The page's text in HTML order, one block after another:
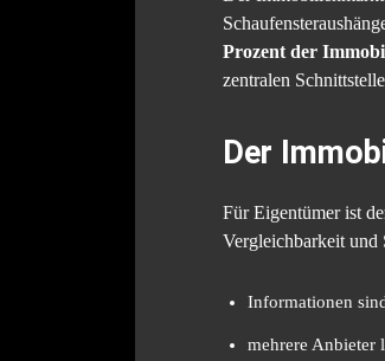
Prozent der
zentralen
Der
Für Eigentümer ist
Vergleichbarkeit und
Informationen
mehrere Anbieter